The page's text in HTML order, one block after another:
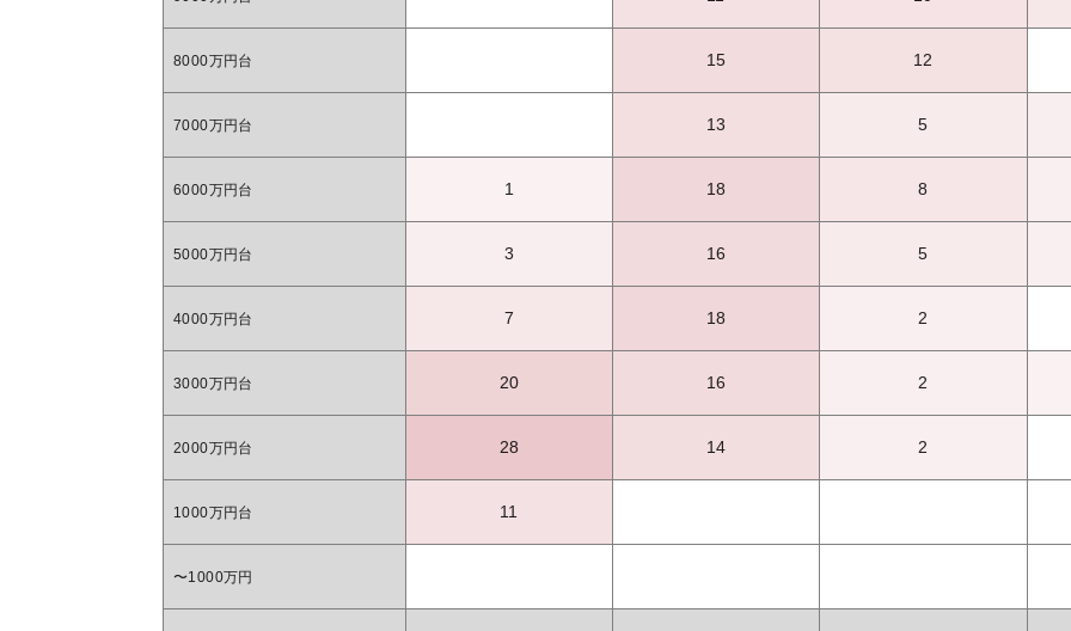
8000万円台 15 12
7000万円台 13 5
6000万円台 1 18 8
5000万円台 3 16 5
4000万円台 7 18 2
3000万円台 20 16 2
2000万円台 28 14 2
1000万円台 11
〜1000万円